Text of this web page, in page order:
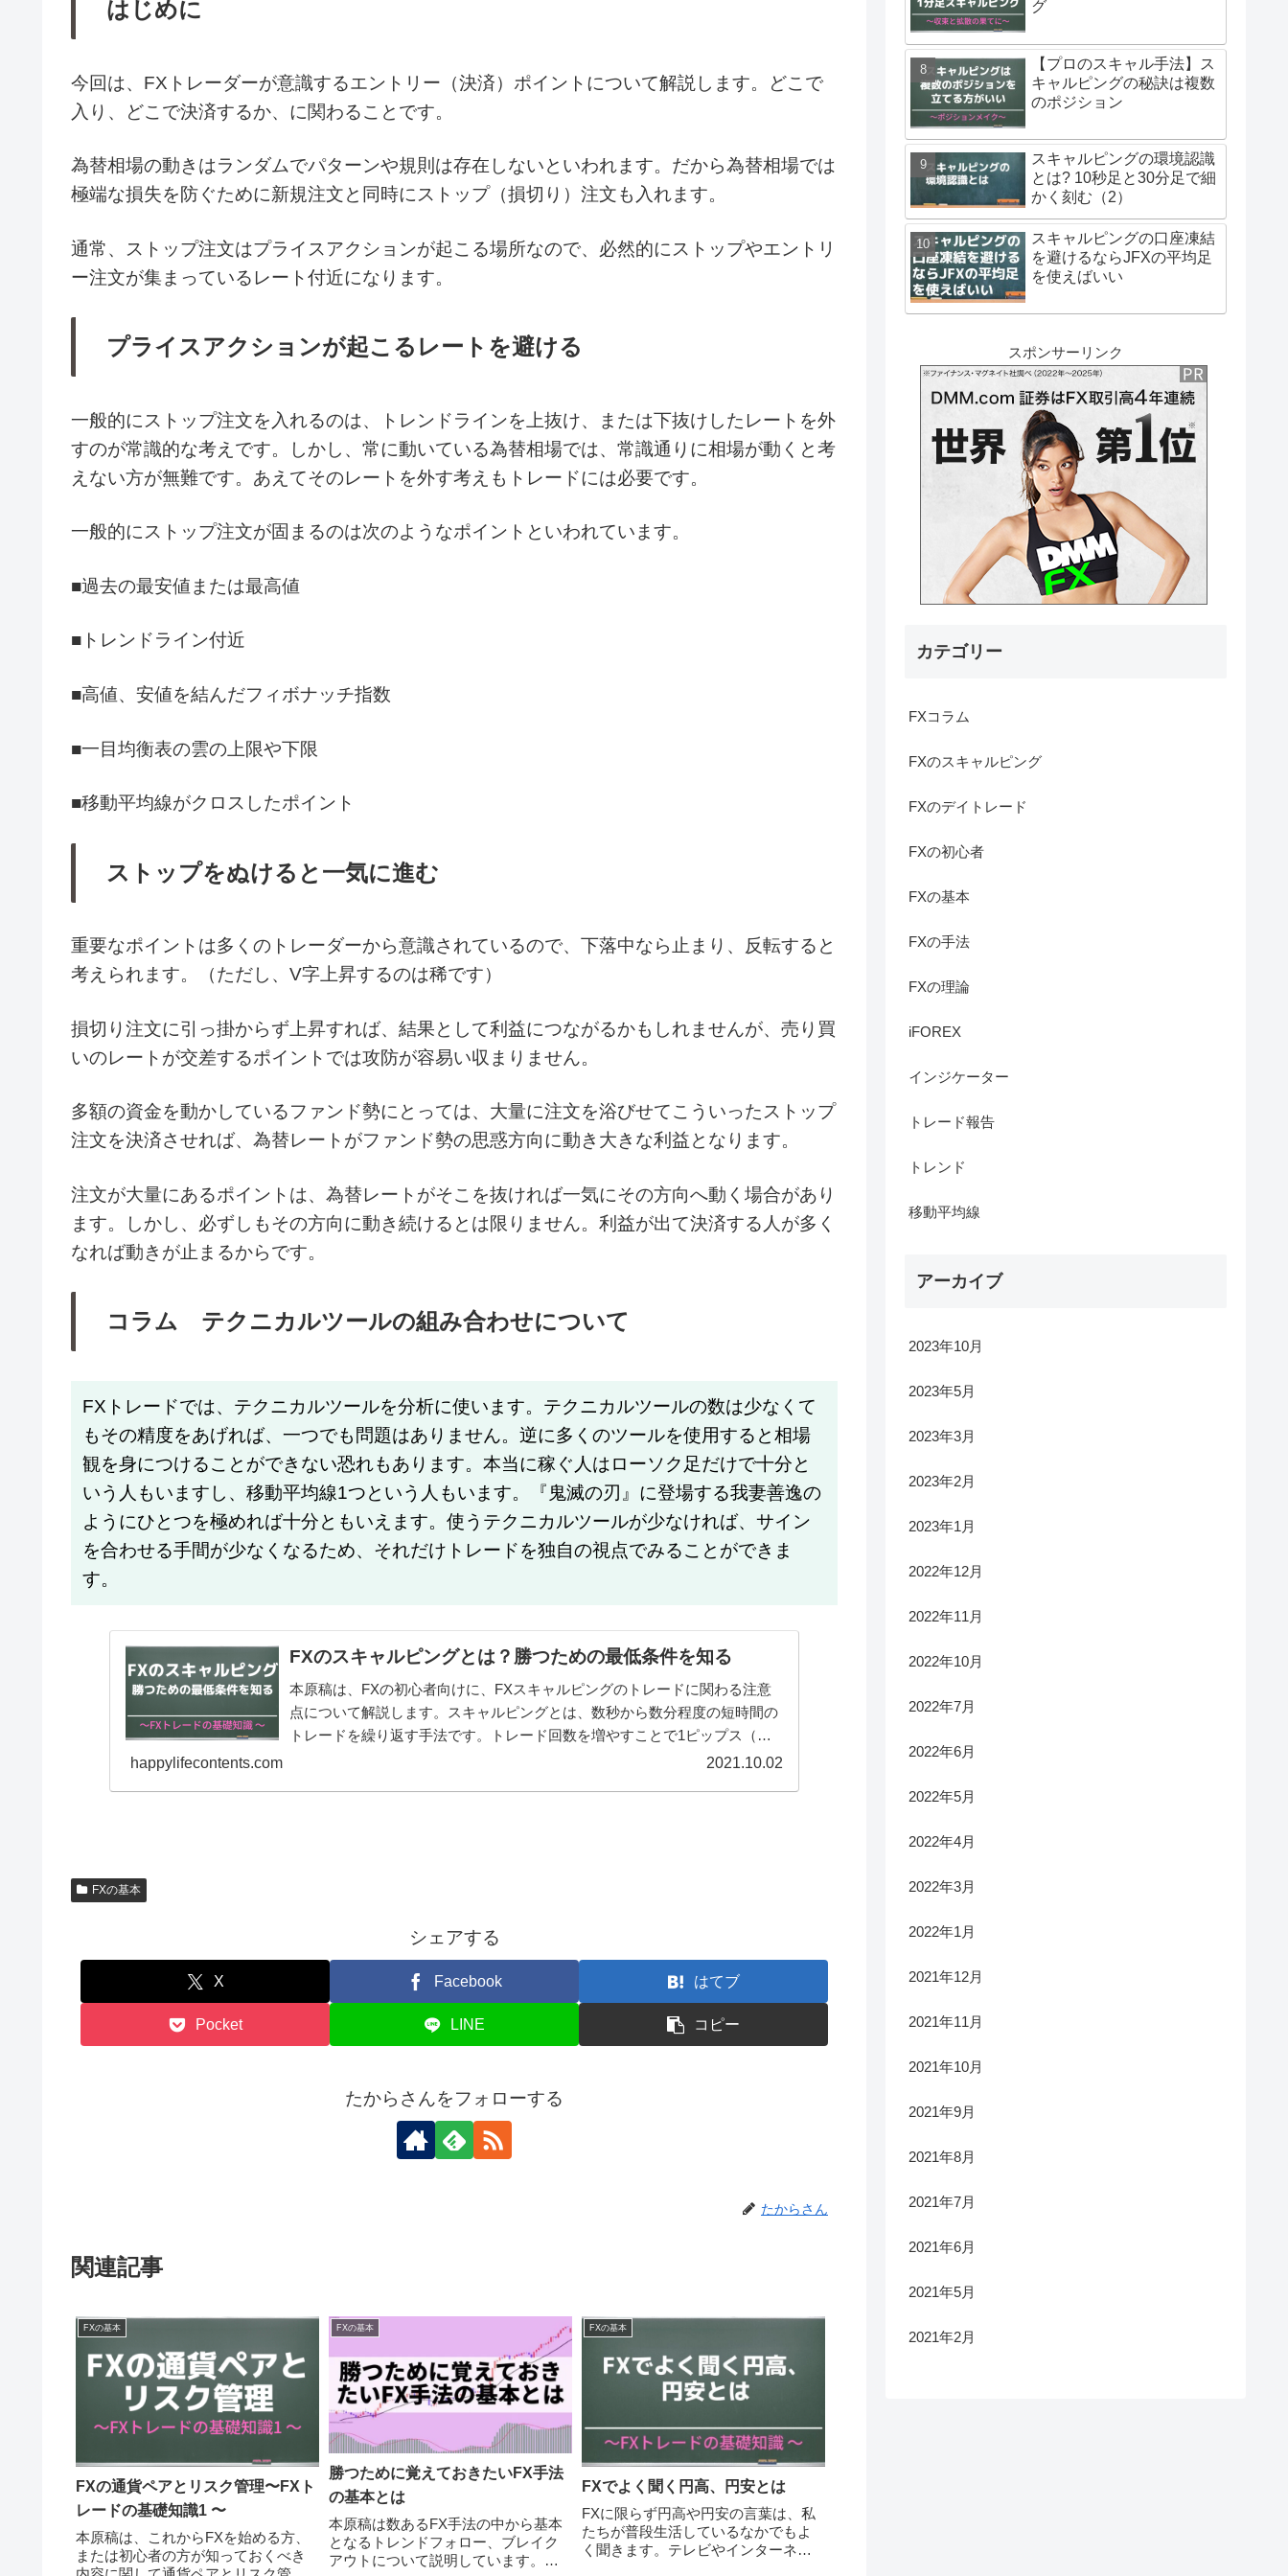
はじめに
今回は、FXトレーダーが意識するエントリー（決済）ポイントについて解説します。どこで
入り、どこで決済するか、に関わることです。
為替相場の動きはランダムでパターンや規則は存在しないといわれます。だから為替相場では
極端な損失を防ぐために新規注文と同時にストップ（損切り）注文も入れます。
通常、ストップ注文はプライスアクションが起こる場所なので、必然的にストップやエントリ
ー注文が集まっているレート付近になります。
プライスアクションが起こるレートを避ける
一般的にストップ注文を入れるのは、トレンドラインを上抜け、または下抜けしたレートを外
すのが常識的な考えです。しかし、常に動いている為替相場では、常識通りに相場が動くと考
えない方が無難です。あえてそのレートを外す考えもトレードには必要です。
一般的にストップ注文が固まるのは次のようなポイントといわれています。
■過去の最安値または最高値
■トレンドライン付近
■高値、安値を結んだフィボナッチ指数
■一目均衡表の雲の上限や下限
■移動平均線がクロスしたポイント
ストップをぬけると一気に進む
重要なポイントは多くのトレーダーから意識されているので、下落中なら止まり、反転すると
考えられます。（ただし、V字上昇するのは稀です）
損切り注文に引っ掛からず上昇すれば、結果として利益につながるかもしれませんが、売り買
いのレートが交差するポイントでは攻防が容易い収まりません。
多額の資金を動かしているファンド勢にとっては、大量に注文を浴びせてこういったストップ
注文を決済させれば、為替レートがファンド勢の思惑方向に動き大きな利益となります。
注文が大量にあるポイントは、為替レートがそこを抜ければ一気にその方向へ動く場合があり
ます。しかし、必ずしもその方向に動き続けるとは限りません。利益が出て決済する人が多く
なれば動きが止まるからです。
コラム テクニカルツールの組み合わせについて
FXトレードでは、テクニカルツールを分析に使います。テクニカルツールの数は少なくて
もその精度をあげれば、一つでも問題はありません。逆に多くのツールを使用すると相場
観を身につけることができない恐れもあります。本当に稼ぐ人はローソク足だけで十分と
いう人もいますし、移動平均線1つという人もいます。『鬼滅の刃』に登場する我妻善逸の
ようにひとつを極めれば十分ともいえます。使うテクニカルツールが少なければ、サイン
を合わせる手間が少なくなるため、それだけトレードを独自の視点でみることができま
す。
FXのスキャルピングとは？勝つための最低条件を知る
本原稿は、FXの初心者向けに、FXスキャルピングのトレードに関わる注意
点について解説します。スキャルピングとは、数秒から数分程度の短時間の
トレードを繰り返す手法です。トレード回数を増やすことで1ピップス（ま
happylifecontents.com 2021.10.02
FXの基本
シェアする
X Facebook はてブ
Pocket LINE コピー
たからさんをフォローする
たからさん
関連記事
FXの基本
FXの通貨ペアとリスク管理〜FXト
レードの基礎知識1 〜
本原稿は、これからFXを始める方、
または初心者の方が知っておくべき
FXの基本
勝つために覚えておきたいFX手法
の基本とは
本原稿は数あるFX手法の中から基本
となるトレンドフォロー、ブレイク
アウトについて説明しています。多
FXの基本
FXでよく聞く円高、円安とは
FXに限らず円高や円安の言葉は、私
たちが普段生活しているなかでもよ
く聞きます。テレビやインターネッ
グ
【プロのスキャル手法】ス
キャルピングの秘訣は複数
のポジション
スキャルピングの環境認識
とは? 10秒足と30分足で細
かく刻む（2）
スキャルピングの口座凍結
を避けるならJFXの平均足
を使えばいい
スポンサーリンク
カテゴリー
FXコラム
FXのスキャルピング
FXのデイトレード
FXの初心者
FXの基本
FXの手法
FXの理論
iFOREX
インジケーター
トレード報告
トレンド
移動平均線
アーカイブ
2023年10月
2023年5月
2023年3月
2023年2月
2023年1月
2022年12月
2022年11月
2022年10月
2022年7月
2022年6月
2022年5月
2022年4月
2022年3月
2022年1月
2021年12月
2021年11月
2021年10月
2021年9月
2021年8月
2021年7月
2021年6月
2021年5月
2021年2月